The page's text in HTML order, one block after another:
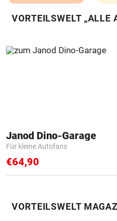
VORTEILSWELT „ALLE
Janod Dino-Garage
Für kleine Autofans
€64,90
VORTEILSWELT